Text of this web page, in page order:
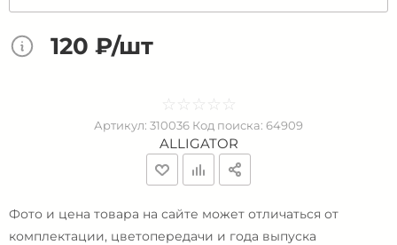
120 ₽/шт
☆ ☆ ☆ ☆ ☆
★ ★ ★ ★ ★
Артикул: 310036 Код поиска: 64909
ALLIGATOR
Фото и цена товара на сайте может отличаться от
комплектации, цветопередачи и года выпуска